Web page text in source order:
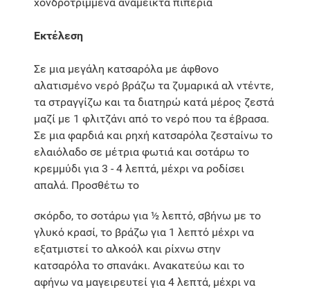
χονδροτριμμένα ανάμεικτα πιπέρια
Εκτέλεση
Σε μια μεγάλη κατσαρόλα με άφθονο
αλατισμένο νερό βράζω τα ζυμαρικά αλ ντέντε,
τα στραγγίζω και τα διατηρώ κατά μέρος ζεστά
μαζί με 1 φλιτζάνι από το νερό που τα έβρασα.
Σε μια φαρδιά και ρηχή κατσαρόλα ζεσταίνω το
ελαιόλαδο σε μέτρια φωτιά και σοτάρω το
κρεμμύδι για 3 - 4 λεπτά, μέχρι να ροδίσει
απαλά. Προσθέτω το
σκόρδο, το σοτάρω για ½ λεπτό, σβήνω με το
γλυκό κρασί, το βράζω για 1 λεπτό μέχρι να
εξατμιστεί το αλκοόλ και ρίχνω στην
κατσαρόλα το σπανάκι. Ανακατεύω και το
αφήνω να μαγειρευτεί για 4 λεπτά, μέχρι να